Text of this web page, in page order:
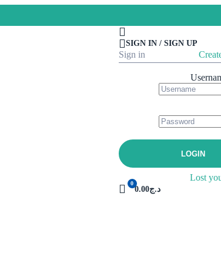
SIGN IN / SIGN UP
Sign in
LOGIN
Lost
0
0.00د.ج